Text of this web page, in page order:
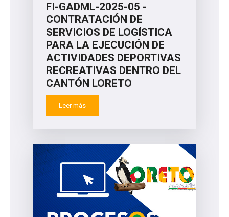
FI-GADML-2025-05 -
CONTRATACIÓN DE
SERVICIOS DE LOGÍSTICA
PARA LA EJECUCIÓN DE
ACTIVIDADES DEPORTIVAS
RECREATIVAS DENTRO DEL
CANTÓN LORETO
Leer más